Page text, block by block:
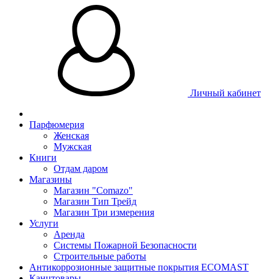
Личный кабинет
Парфюмерия
Женская
Мужская
Книги
Отдам даром
Магазины
Магазин "Comazo"
Магазин Тип Трейд
Магазин Три измерения
Услуги
Аренда
Системы Пожарной Безопасности
Строительные работы
Антикоррозионные защитные покрытия ECOMAST